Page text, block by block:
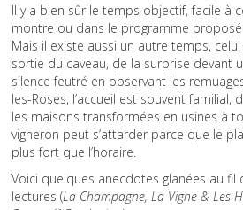
Il y a bien sûr le temps objectif, facile à
montre ou dans le programme
Mais il existe aussi un autre temps,
sortie du caveau, de la surprise devant
silence feutré en observant les
les-Roses, l’accueil est souvent familial,
les maisons transformées en usines à
vigneron peut s’attarder parce que le
plus fort que l’horaire.
Voici quelques anecdotes glanées au fil
lectures (La Champagne, La Vigne & Les